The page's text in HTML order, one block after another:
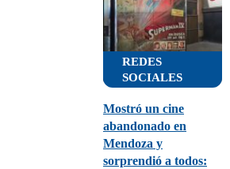
REDES
SOCIALES
Mostró un cine
abandonado en
Mendoza y
sorprendió a todos: